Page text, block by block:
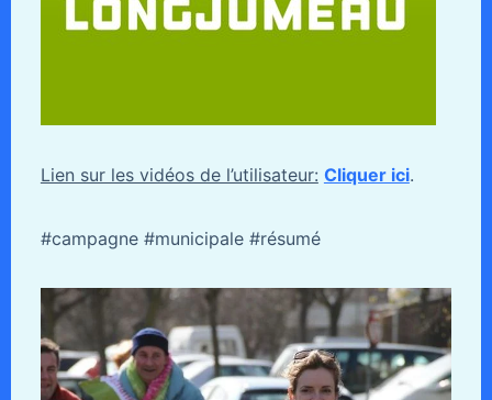
Lien sur les vidéos de l’utilisateur: Cliquer ici.
#campagne #municipale #résumé